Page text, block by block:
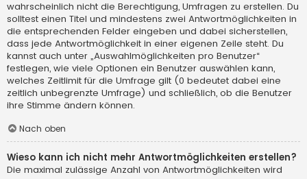
wahrscheinlich nicht die Berechtigung, Umfragen zu erstellen. Du
solltest einen Titel und mindestens zwei Antwortmöglichkeiten in
die entsprechenden Felder eingeben und dabei sicherstellen,
dass jede Antwortmöglichkeit in einer eigenen Zeile steht. Du
kannst auch unter „Auswahlmöglichkeiten pro Benutzer“
festlegen, wie viele Optionen ein Benutzer auswählen kann,
welches Zeitlimit für die Umfrage gilt (0 bedeutet dabei eine
zeitlich unbegrenzte Umfrage) und schließlich, ob die Benutzer
ihre Stimme ändern können.
Nach oben
Wieso kann ich nicht mehr Antwortmöglichkeiten erstellen?
Die maximal zulässige Anzahl von Antwortmöglichkeiten wird